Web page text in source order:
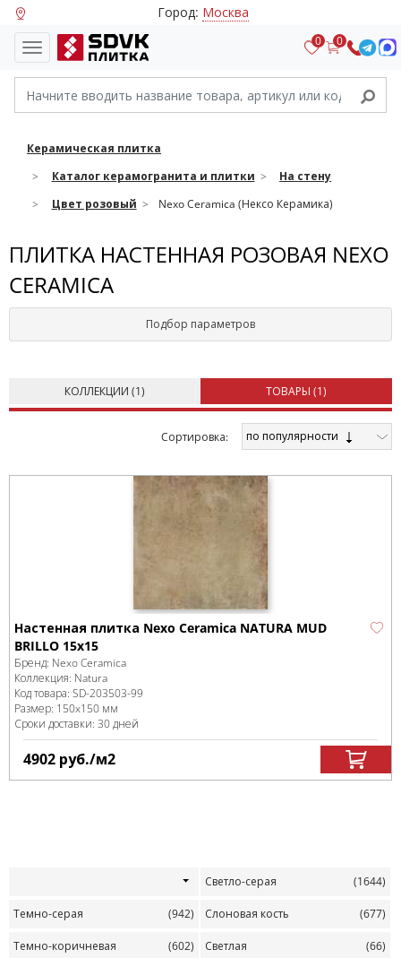
Город: Москва
0 0
Керамическая плитка
Каталог керамогранита и плитки
На стену
Цвет розовый
Nexo Ceramica (Нексо Керамика)
ПЛИТКА НАСТЕННАЯ РОЗОВАЯ NEXO
CERAMICA
Подбор параметров
КОЛЛЕКЦИИ (1) ТОВАРЫ (1)
Cортировка: по популярности
Настенная плитка Nexo Ceramica NATURA MUD
BRILLO 15x15
Бренд: Nexo Ceramica
Коллекция: Natura
Код товара: SD-203503-99
Размер: 150x150 мм
Сроки доставки: 30 дней
4902 руб./м2
Светло-серая (1644)
Темно-серая (942) Слоновая кость (677)
Темно-коричневая (602) Светлая (66)